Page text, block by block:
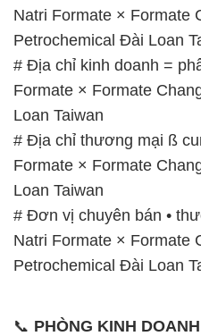
Natri Formate × Formate
Petrochemical Đài Loan
# Địa chỉ kinh doanh =
Formate × Formate
Loan Taiwan
# Địa chỉ thương mại ß
Formate × Formate
Loan Taiwan
# Đơn vị chuyên bán •
Natri Formate × Formate
Petrochemical Đài Loan
📞 PHÒNG KINH